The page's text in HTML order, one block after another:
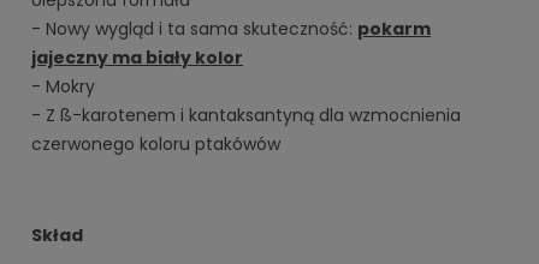
- Nowy wygląd i ta sama skuteczność: pokarm
jajeczny ma biały kolor
- Mokry
- Z ß-karotenem i kantaksantyną dla wzmocnienia
czerwonego koloru ptakówów
Skład